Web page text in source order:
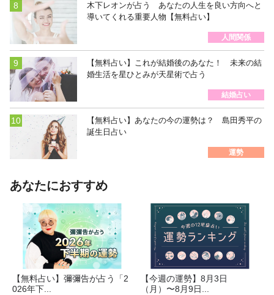
木下レオンが占う あなたの人生を良い方向へと
導いてくれる重要人物【無料占い】
人間関係
【無料占い】これが結婚後のあなた！ 未来の結
婚生活を星ひとみが天星術で占う
結婚占い
【無料占い】あなたの今の運勢は？ 島田秀平の
誕生日占い
運勢
あなたにおすすめ
【無料占い】彌彌告が占う「2
026年下...
【今週の運勢】8月3日
（月）〜8月9日...